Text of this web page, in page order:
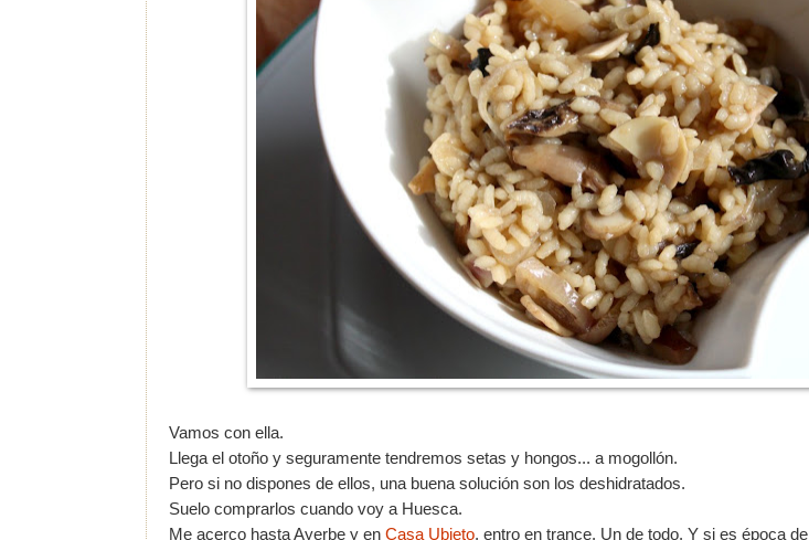
Vamos con ella.
Llega el otoño y seguramente tendremos setas y hongos... a mogollón.
Pero si no dispones de ellos, una buena solución son los deshidratados.
Suelo comprarlos cuando voy a Huesca.
Me acerco hasta Ayerbe y en Casa Ubieto, entro en trance. Un de todo. Y si es época de